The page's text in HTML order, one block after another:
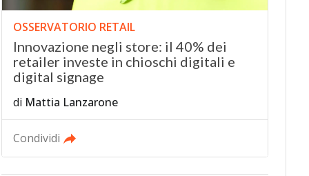
OSSERVATORIO RETAIL
Innovazione negli store: il 40% dei
retailer investe in chioschi digitali e
digital signage
di Mattia Lanzarone
Condividi